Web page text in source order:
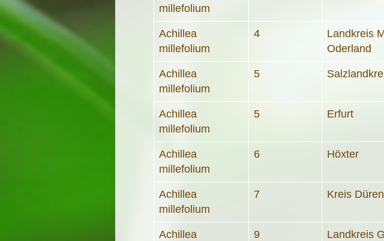
millefolium
Achillea
millefolium
4
Landkreis
Oderland
Achillea
millefolium
5
Achillea
millefolium
5 Erfurt
Achillea
millefolium
6 Höxter
Achillea
millefolium
7 Kreis Düren
Achillea
9 Landkreis